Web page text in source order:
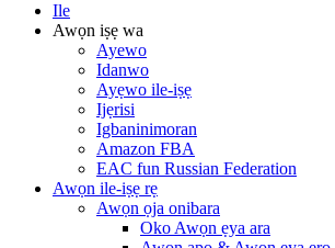
Ile
Awọn iṣẹ wa
Ayewo
Idanwo
Ayẹwo ile-iṣẹ
Ijẹrisi
Igbaninimoran
Amazon FBA
EAC fun Russian Federation
Awọn ile-iṣẹ rẹ
Awọn ọja onibara
Oko Awọn ẹya ara